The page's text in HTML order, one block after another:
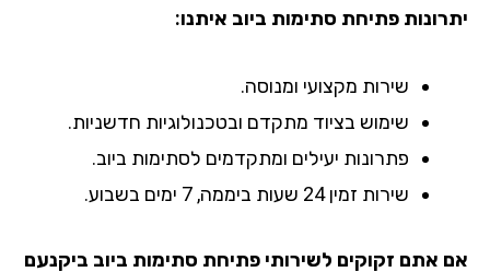
פתיחת סתימות ביוב איתנו:
שירות מקצועי ומנוסה.
שימוש בציוד מתקדם ובטכנולוגיות חדשניות.
פתרונות יעילים ומתקדמים לסתימות ביוב.
שירות זמין 24 שעות ביממה, 7 ימים בשבוע.
אתם זקוקים לשירותי פתיחת סתימות ביוב ביקנעם